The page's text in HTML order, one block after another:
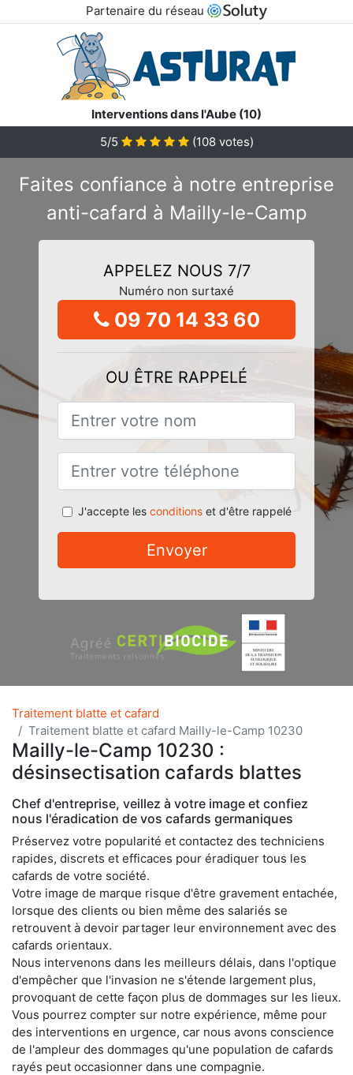
Partenaire du réseau
Interventions dans l'Aube (10)
5/5
(108votes)
Faites confiance à notre entreprise
anti-cafard à Mailly-le-Camp
APPELEZ NOUS 7/7
Numéro non surtaxé
09 70 14 33 60
OU ÊTRE RAPPELÉ
J'accepte les conditionset d'être rappelé
Envoyer
Traitement blatte et cafard
Traitement blatte et cafard Mailly-le-Camp 10230
Mailly-le-Camp 10230 :
désinsectisation cafards blattes
Chef d'entreprise, veillez à votre image et confiez
nous l'éradication de vos cafards germaniques
Préservez votre popularité et contactez des techniciens
rapides, discrets et efficaces pour éradiquer tous les
cafards de votre société.
Votre image de marque risque d'être gravement entachée,
lorsque des clients ou bien même des salariés se
retrouvent à devoir partager leur environnement avec des
cafards orientaux.
Nous intervenons dans les meilleurs délais, dans l'optique
d'empêcher que l'invasion ne s'étende largement plus,
provoquant de cette façon plus de dommages sur les lieux.
Vous pourrez compter sur notre expérience, même pour
des interventions en urgence, car nous avons conscience
de l'ampleur des dommages qu'une population de cafards
rayés peut occasionner dans une compagnie.